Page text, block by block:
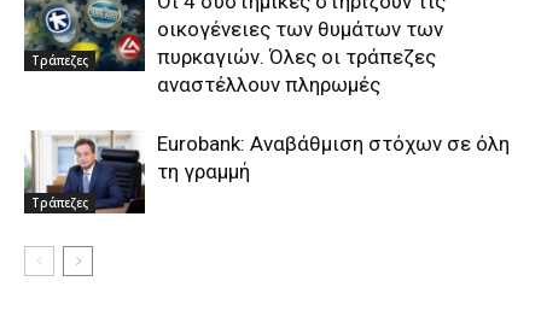
Τράπεζες
οικογένειες των θυμάτων των
πυρκαγιών. Όλες οι τράπεζες
αναστέλλουν πληρωμές
Τράπεζες
Eurobank: Αναβάθμιση στόχων σε όλη
τη γραμμή